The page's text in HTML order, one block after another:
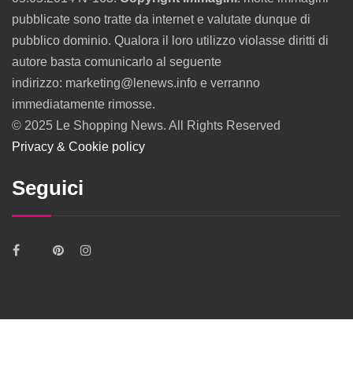
pubblicate sono tratte da internet e valutate dunque di
pubblico dominio. Qualora il loro utilizzo violasse diritti di
autore basta comunicarlo al seguente
indirizzo: marketing@lenews.info e verranno
immediatamente rimosse.
© 2025 Le Shopping News. All Rights Reserved
Privacy & Cookie policy
Seguici